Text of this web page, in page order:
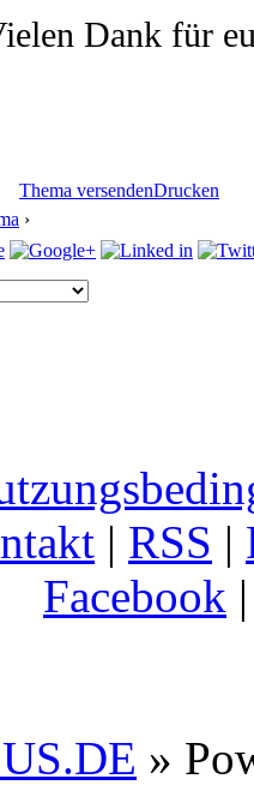
Dank für
Thema versendenDrucken
›
| RSS |
Facebook
»